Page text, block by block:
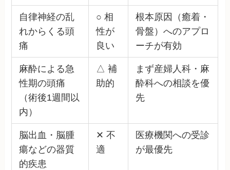
自律神経の乱
れからくる頭
痛
○ 相
性が
良い
根本原因（癒着・
骨盤）へのアプロ
ーチが有効
麻酔による急
性期の頭痛
（術後1週間以
内）
△ 補
助的
まず産婦人科・麻
酔科への相談を優
先
脳出血・脳腫
瘍などの器質
的疾患
✕ 不
適
医療機関への受診
が最優先